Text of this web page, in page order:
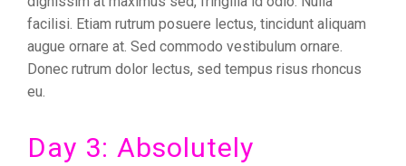
facilisi. Etiam rutrum posuere lectus, tincidunt aliquam
augue ornare at. Sed commodo vestibulum ornare.
Donec rutrum dolor lectus, sed tempus risus rhoncus
eu.
Day 3: Absolutely